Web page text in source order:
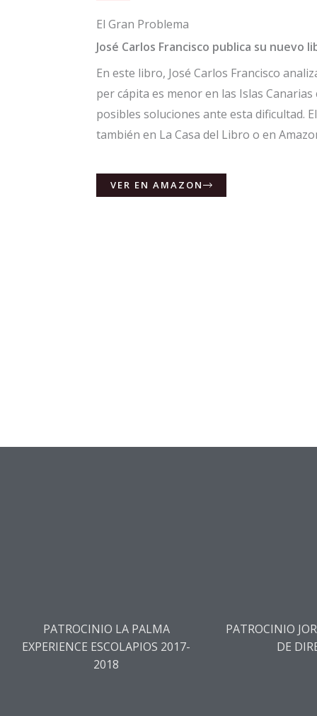
El Gran Problema
José Carlos Francisco publica su nuevo
En este libro, José Carlos Francisco
per cápita es menor en las Islas
posibles soluciones ante esta dificultad.
también en La Casa del Libro o en
VER EN AMAZON
PATROCINIO LA PALMA
EXPERIENCE ESCOLAPIOS 2017-
2018
PATROCINIO
DE